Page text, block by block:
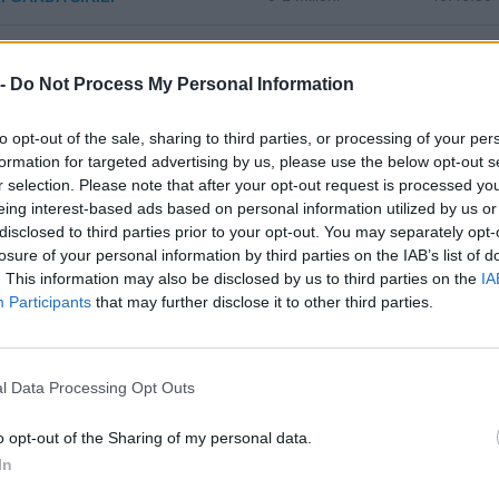
Do Not Process My Personal Information
opt-out of the sale, sharing to third parties, or processing of your
for targeted advertising by us, please use the below opt-out
selection. Please note that after your opt-out request is processed
interest-based ads based on personal information utilized by us
to third parties prior to your opt-out. You may separately
of your personal information by third parties on the IAB’s list of
This information may also be disclosed by us to third parties on the
Participants that may further disclose it to other third parties.
Data Processing Opt Outs
opt-out of the Sharing of my personal data.
COSTERMANO
0-1 milioni 52.21.60
SRL 0-1 milioni 68.11.00
COSTRUZIONI S.R.L. 2-5 milioni 41.00.00
VIAGGI SRL 2-5 milioni